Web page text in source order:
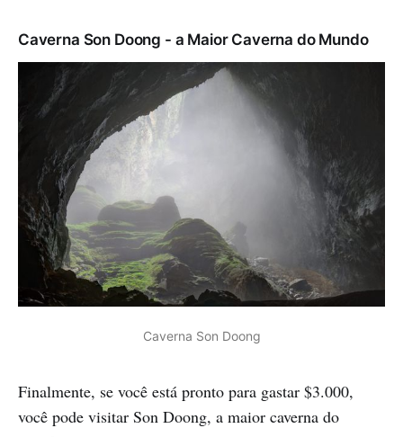
Caverna Son Doong - a Maior Caverna do Mundo
Caverna Son Doong
Finalmente, se você está pronto para gastar $3.000,
você pode visitar Son Doong, a maior caverna do